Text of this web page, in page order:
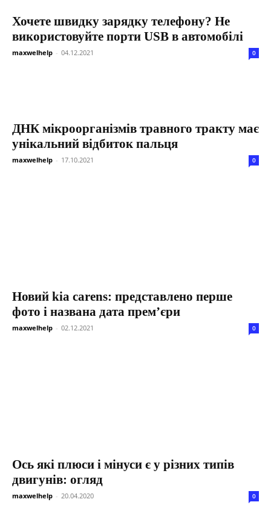
Хочете швидку зарядку телефону? Не
використовуйте порти USB в автомобілі
maxwelhelp - 04.12.2021 0
ДНК мікроорганізмів травного тракту має
унікальний відбиток пальця
maxwelhelp - 17.10.2021 0
Новий kia carens: представлено перше
фото і названа дата прем’єри
maxwelhelp - 02.12.2021 0
Ось які плюси і мінуси є у різних типів
двигунів: огляд
maxwelhelp - 20.04.2020 0